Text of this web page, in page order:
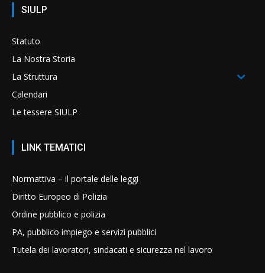
SIULP
Statuto
La Nostra Storia
La Struttura
Calendari
Le tessere SIULP
LINK TEMATICI
Normattiva – il portale delle leggi
Diritto Europeo di Polizia
Ordine pubblico e polizia
PA, pubblico impiego e servizi pubblici
Tutela dei lavoratori, sindacati e sicurezza nel lavoro